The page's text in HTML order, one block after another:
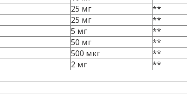
25 мг
**
25 мг
**
5 мг
**
50 мг
**
500 мкг
**
2 мг
**